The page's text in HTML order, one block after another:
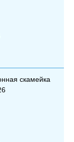
скамейка